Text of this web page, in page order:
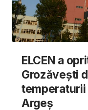
ELCEN a
Grozăvești
temperaturii
Argeș